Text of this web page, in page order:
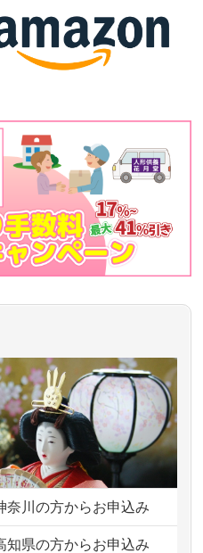
奈川の方からお申込み
知県の方からお申込み